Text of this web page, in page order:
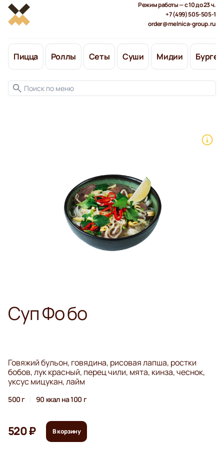
Режим работы — с 10 до 23 ч.
+7 (499) 505-505-1
order@melnica-group.ru
Пицца Роллы Сеты Суши Мидии
Суп Фо бо
Говяжий бульон, говядина, рисовая лапша, ростки
бобов, лук красный, перец чили, мята, кинза, чеснок,
уксус мицукан, лайм
500 г 90 ккал на 100 г
520 ₽ В корзину